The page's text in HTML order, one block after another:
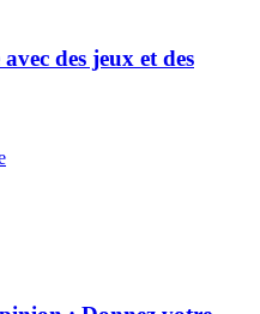
des jeux et des